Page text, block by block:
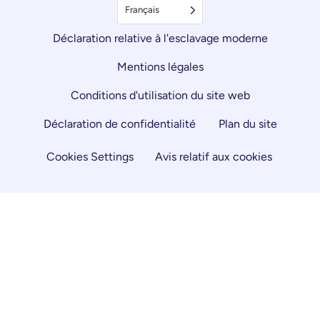
Français
Déclaration relative à l'esclavage moderne
Mentions légales
Conditions d'utilisation du site web
Déclaration de confidentialité Plan du site
Cookies Settings Avis relatif aux cookies